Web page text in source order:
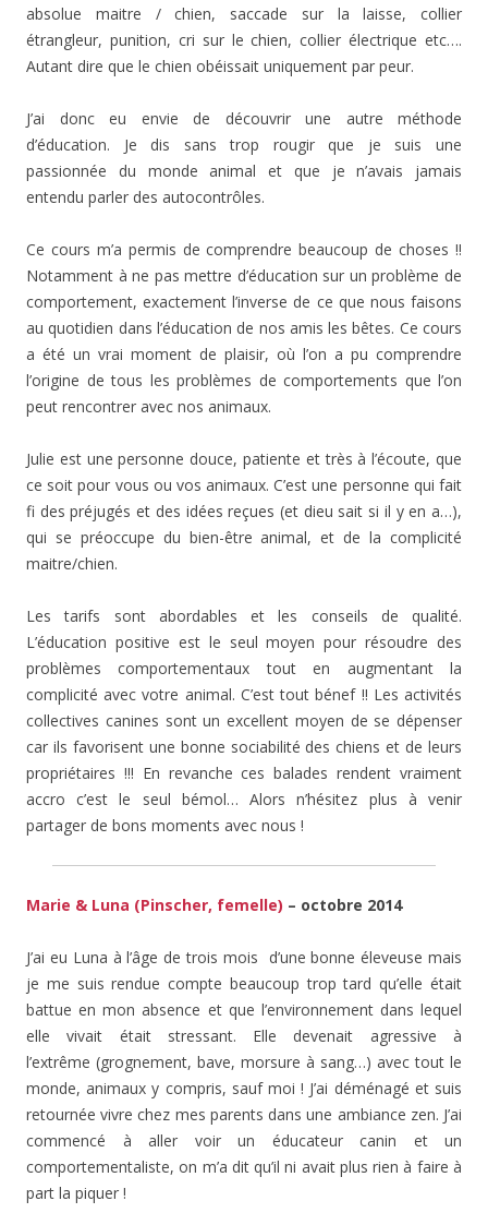
absolue maitre / chien, saccade sur la laisse, collier
étrangleur, punition, cri sur le chien, collier électrique etc….
Autant dire que le chien obéissait uniquement par peur.
J’ai donc eu envie de découvrir une autre méthode
d’éducation. Je dis sans trop rougir que je suis une
passionnée du monde animal et que je n’avais jamais
entendu parler des autocontrôles.
Ce cours m’a permis de comprendre beaucoup de choses !!
Notamment à ne pas mettre d’éducation sur un problème de
comportement, exactement l’inverse de ce que nous faisons
au quotidien dans l’éducation de nos amis les bêtes. Ce cours
a été un vrai moment de plaisir, où l’on a pu comprendre
l’origine de tous les problèmes de comportements que l’on
peut rencontrer avec nos animaux.
Julie est une personne douce, patiente et très à l’écoute, que
ce soit pour vous ou vos animaux. C’est une personne qui fait
fi des préjugés et des idées reçues (et dieu sait si il y en a…),
qui se préoccupe du bien-être animal, et de la complicité
maitre/chien.
Les tarifs sont abordables et les conseils de qualité.
L’éducation positive est le seul moyen pour résoudre des
problèmes comportementaux tout en augmentant la
complicité avec votre animal. C’est tout bénef !! Les activités
collectives canines sont un excellent moyen de se dépenser
car ils favorisent une bonne sociabilité des chiens et de leurs
propriétaires !!! En revanche ces balades rendent vraiment
accro c’est le seul bémol… Alors n’hésitez plus à venir
partager de bons moments avec nous !
Marie & Luna (Pinscher, femelle) – octobre 2014
J’ai eu Luna à l’âge de trois mois d’une bonne éleveuse mais
je me suis rendue compte beaucoup trop tard qu’elle était
battue en mon absence et que l’environnement dans lequel
elle vivait était stressant. Elle devenait agressive à
l’extrême (grognement, bave, morsure à sang…) avec tout le
monde, animaux y compris, sauf moi ! J’ai déménagé et suis
retournée vivre chez mes parents dans une ambiance zen. J’ai
commencé à aller voir un éducateur canin et un
comportementaliste, on m’a dit qu’il ni avait plus rien à faire à
part la piquer !